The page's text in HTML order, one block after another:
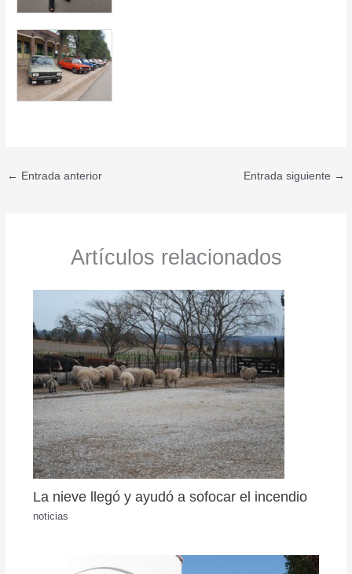
← Entrada anterior Entrada siguiente →
Artículos relacionados
La nieve llegó y ayudó a sofocar el incendio
noticias